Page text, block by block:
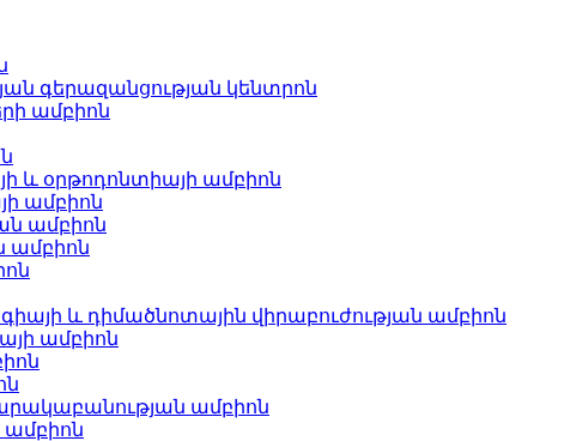
գերազանցության կենտրոն
ամբիոն
և օրթոդոնտիայի ամբիոն
ամբիոն
ամբիոն
ամբիոն
և դիմածնոտային վիրաբուժության ամբիոն
ամբիոն
ամբիոն
ամբիոն